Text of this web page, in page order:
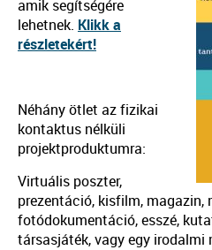
amik segítségére
lehetnek. Klikk a
részletekért!
Néhány ötlet az fizikai
kontaktus nélküli
projektproduktumra:
Virtuális poszter,
prezentáció, kisfilm, magazin,
fotódokumentáció, esszé,
társasjáték, vagy egy irodalmi